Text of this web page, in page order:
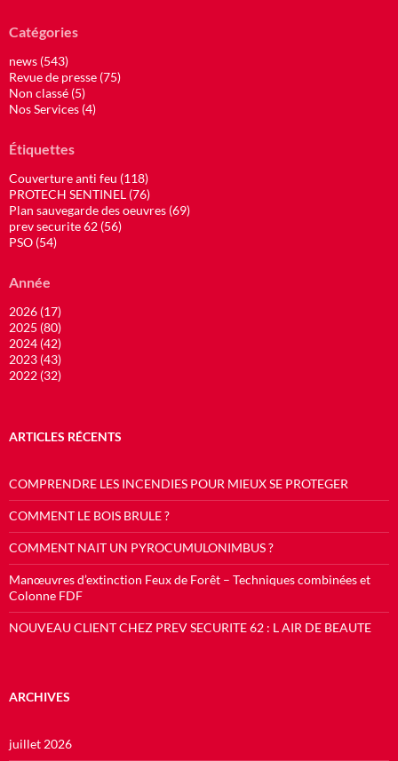
Catégories
news (543)
Revue de presse (75)
Non classé (5)
Nos Services (4)
Étiquettes
Couverture anti feu (118)
PROTECH SENTINEL (76)
Plan sauvegarde des oeuvres (69)
prev securite 62 (56)
PSO (54)
Année
2026 (17)
2025 (80)
2024 (42)
2023 (43)
2022 (32)
ARTICLES RÉCENTS
COMPRENDRE LES INCENDIES POUR MIEUX SE PROTEGER
COMMENT LE BOIS BRULE ?
COMMENT NAIT UN PYROCUMULONIMBUS ?
Manœuvres d’extinction Feux de Forêt – Techniques combinées et
Colonne FDF
NOUVEAU CLIENT CHEZ PREV SECURITE 62 : L AIR DE BEAUTE
ARCHIVES
juillet 2026